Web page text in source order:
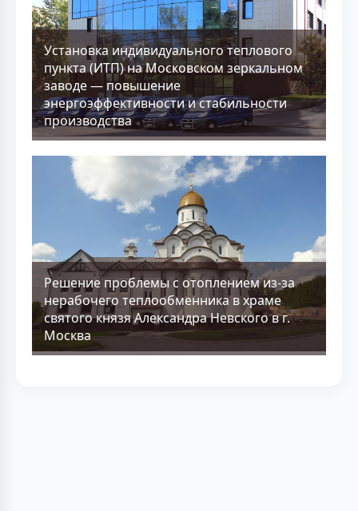
Установка индивидуального теплового
пункта (ИТП) на Московском зеркальном
заводе — повышение
энергоэффективности и стабильности
производства
Решение проблемы с отоплением из-за
нерабочего теплообменника в храме
святого князя Александра Невского в г.
Москва